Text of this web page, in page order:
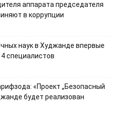
аппарата председателя
в коррупции
наук в Худжанде впервые
специалистов
«Проект „Безопасный
будет реализован